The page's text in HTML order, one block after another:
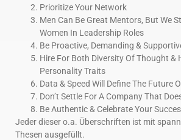
Prioritize Your Network
Men Can Be Great Mentors, But We
Women In Leadership Roles
Be Proactive, Demanding &
Hire For Both Diversity Of Thought &
Personality Traits
Data & Speed Will Define The Future
Don’t Settle For A Company That
Be Authentic & Celebrate Your
Jeder dieser o.a. Überschriften ist mit
Thesen ausgefüllt.